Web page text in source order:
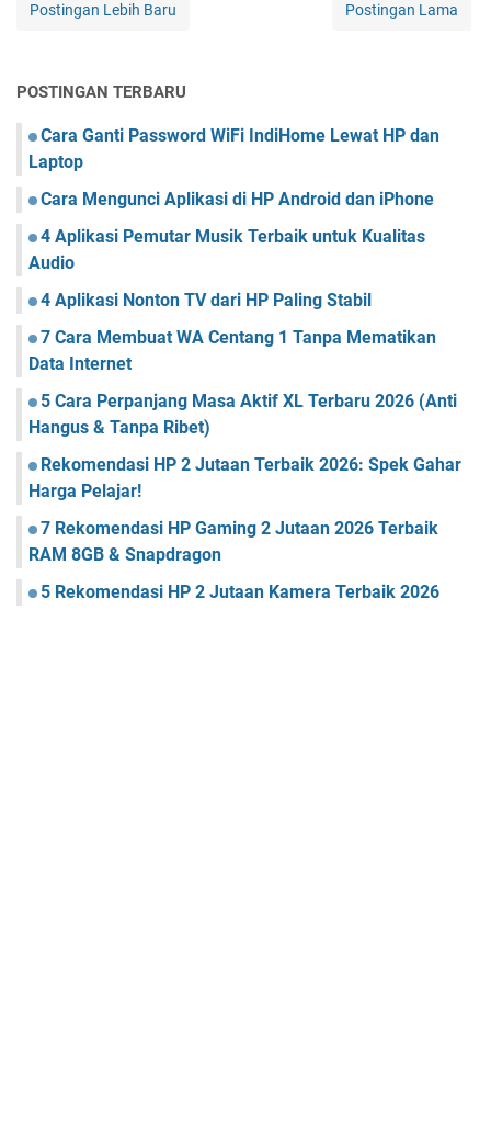
Postingan Lebih Baru Postingan Lama
POSTINGAN TERBARU
Cara Ganti Password WiFi IndiHome Lewat HP dan
Laptop
Cara Mengunci Aplikasi di HP Android dan iPhone
4 Aplikasi Pemutar Musik Terbaik untuk Kualitas
Audio
4 Aplikasi Nonton TV dari HP Paling Stabil
7 Cara Membuat WA Centang 1 Tanpa Mematikan
Data Internet
5 Cara Perpanjang Masa Aktif XL Terbaru 2026 (Anti
Hangus & Tanpa Ribet)
Rekomendasi HP 2 Jutaan Terbaik 2026: Spek Gahar
Harga Pelajar!
7 Rekomendasi HP Gaming 2 Jutaan 2026 Terbaik
RAM 8GB & Snapdragon
5 Rekomendasi HP 2 Jutaan Kamera Terbaik 2026